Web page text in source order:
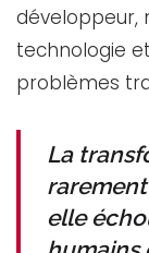
développeur,
technologie
problèmes
La
elle